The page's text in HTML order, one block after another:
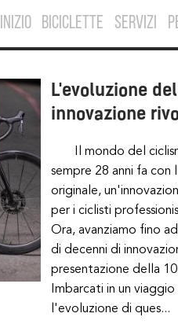
INIZIO BICICLETTE SERVIZI
L'evoluzione
innovazione
Il mondo del ciclismo è stato cambiato per
sempre 28 anni fa
originale,
per i ciclisti
Ora, avanziamo fino
di decenni di
presentazione della
Imbarcati in un
l'evoluzione di ques...